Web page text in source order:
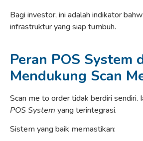
Bagi investor, ini adalah indikator
infrastruktur yang siap tumbuh.
Peran POS System
Mendukung Scan
Scan me to order tidak berdiri sendiri.
POS System yang terintegrasi.
Sistem yang baik memastikan: